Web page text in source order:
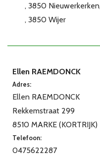
3850 Nieuwerkerken
3850 Wijer
Ellen RAEMDONCK
Adres:
Ellen RAEMDONCK
Rekkemstraat 299
8510 MARKE (KORTRIJK)
Telefoon:
0475622287